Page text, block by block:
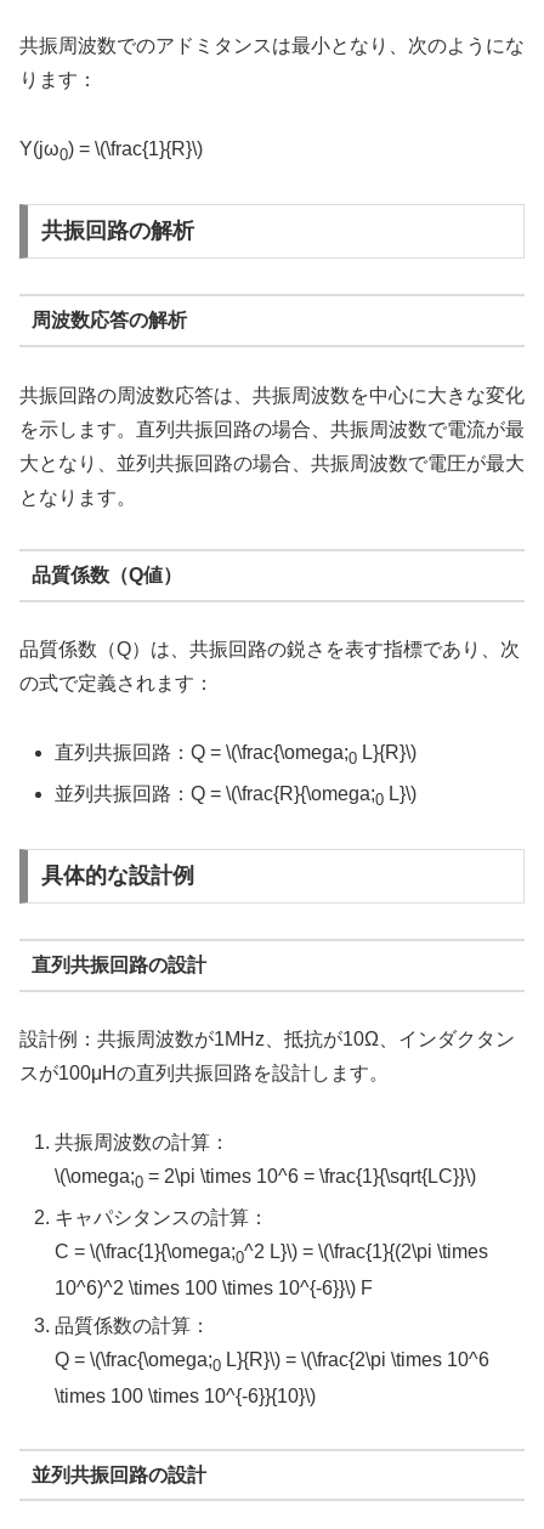
共振周波数でのアドミタンスは最小となり、次のようにな
ります：
Y(jω0) = \(\frac{1}{R}\)
共振回路の解析
周波数応答の解析
共振回路の周波数応答は、共振周波数を中心に大きな変化
を示します。直列共振回路の場合、共振周波数で電流が最
大となり、並列共振回路の場合、共振周波数で電圧が最大
となります。
品質係数（Q値）
品質係数（Q）は、共振回路の鋭さを表す指標であり、次
の式で定義されます：
直列共振回路：Q = \(\frac{\omega;0 L}{R}\)
並列共振回路：Q = \(\frac{R}{\omega;0 L}\)
具体的な設計例
直列共振回路の設計
設計例：共振周波数が1MHz、抵抗が10Ω、インダクタン
スが100μHの直列共振回路を設計します。
共振周波数の計算：
\(\omega;0 = 2\pi \times 10^6 = \frac{1}{\sqrt{LC}}\)
キャパシタンスの計算：
C = \(\frac{1}{\omega;0^2 L}\) = \(\frac{1}{(2\pi \times
10^6)^2 \times 100 \times 10^{-6}}\) F
品質係数の計算：
Q = \(\frac{\omega;0 L}{R}\) = \(\frac{2\pi \times 10^6
\times 100 \times 10^{-6}}{10}\)
並列共振回路の設計